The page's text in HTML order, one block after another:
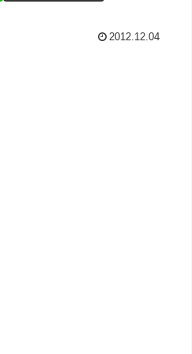
2012.12.04